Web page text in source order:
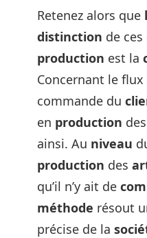
Retenez alors que
distinction de
production est la
Concernant le flux
commande du
en production des
ainsi. Au niveau
production des
qu’il n’y ait de
méthode résout
précise de la